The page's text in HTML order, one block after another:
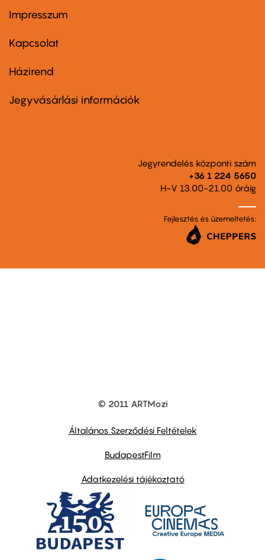
Footer
first
Impresszum
Kapcsolat
Footer
second
Házirend
Jegyvásárlási információk
Jegyrendelés központi szám
+36 1 224 5650
H-V 13.00-21.00 óráig
Fejlesztés és üzemeltetés:
© 2011 ARTMozi
Általános Szerződési Feltételek
BudapestFilm
Adatkezelési tájékoztató